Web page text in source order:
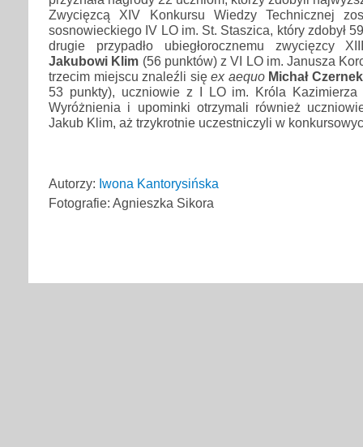
Zwycięzcą XIV Konkursu Wiedzy Technicznej
sosnowieckiego IV LO im. St. Staszica, który zdobył
drugie przypadło ubiegłorocznemu zwycięzcy
Jakubowi Klim (56 punktów) z VI LO im. Janusza
trzecim miejscu znaleźli sięex aequo Michał
53 punkty), uczniowie z I LO im. Króla Kazimierza
Wyróżnienia i upominki otrzymali również
Jakub Klim, aż trzykrotnie uczestniczyli w
Autorzy: Iwona Kantorysińska
Fotografie: Agnieszka Sikora